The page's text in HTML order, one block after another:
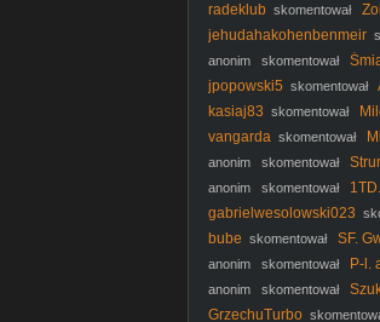
radeklub skomentował
The Liability
jehudahakohenbenmeir
Lektor PL
anonim skomentował
(He Who Dares; Downing
jpopowski5 skomentował
kasiaj83 skomentował
Partner [720p]
vangarda skomentował
Partner [720p]
anonim skomentował
anonim skomentował
gabrielwesolowski023
Odcinek 1
bube skomentował SF.
anonim skomentował P-l.
anonim skomentował
(Dramat obyczajowy,
GrzechuTurbo